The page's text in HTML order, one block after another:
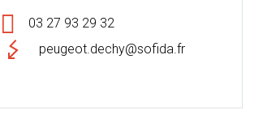
03 27 93 29 32
peugeot.dechy@sofida.fr